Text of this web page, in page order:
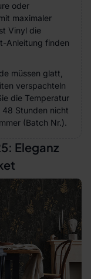
oder
maximaler
Vinyl die
Anleitung finden
müssen glatt,
verspachteln
die Temperatur
48 Stunden nicht
(Batch Nr.).
Eleganz